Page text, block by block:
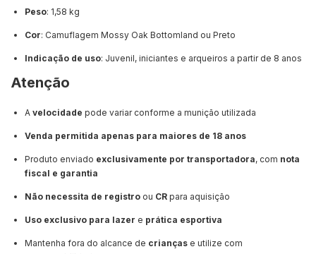
Peso: 1,58 kg
Cor: Camuflagem Mossy Oak Bottomland ou Preto
Indicação de uso: Juvenil, iniciantes e arqueiros a partir de 8 anos
Atenção
A velocidade pode variar conforme a munição utilizada
Venda permitida apenas para maiores de 18 anos
Produto enviado exclusivamente por transportadora, com nota
fiscal e garantia
Não necessita de registro ou CR para aquisição
Uso exclusivo para lazer e prática esportiva
Mantenha fora do alcance de crianças e utilize com